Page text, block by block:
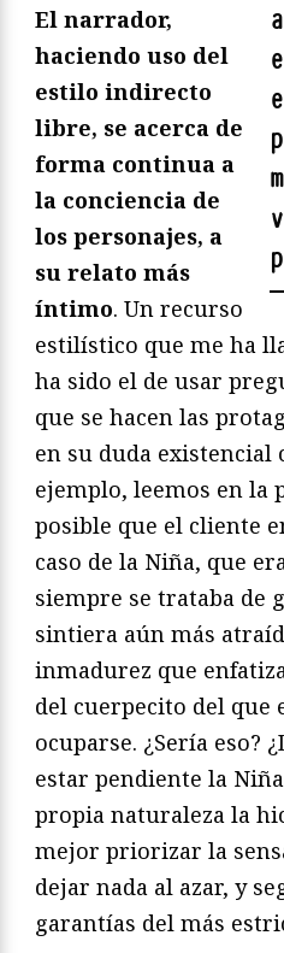
El narrador,
haciendo uso del
estilo indirecto
libre, se acerca de
forma continua a
la conciencia de
los personajes, a
su relato más
íntimo. Un recurso
estilístico que me ha
ha sido el de usar
que se hacen las
en su duda existencial
ejemplo, leemos en la
posible que el cliente
caso de la Niña, que
siempre se trataba de
sintiera aún más
inmadurez que
del cuerpecito del que
ocuparse. ¿Sería eso?
estar pendiente la
propia naturaleza la
mejor priorizar la
dejar nada al azar, y
garantías del más